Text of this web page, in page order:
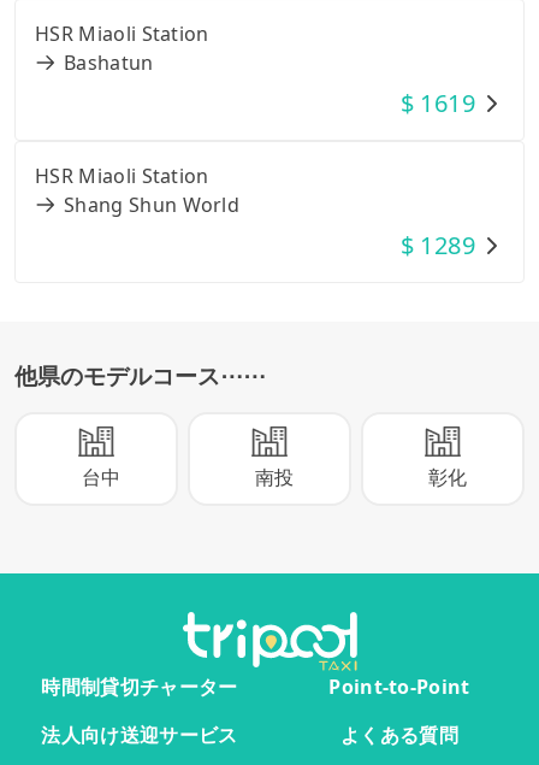
HSR Miaoli Station
Bashatun
$ 1619
HSR Miaoli Station
Shang Shun World
$ 1289
他県のモデルコース⋯⋯
台中 南投 彰化
時間制貸切チャーター
Point-to-Point
法人向け送迎サービス
よくある質問